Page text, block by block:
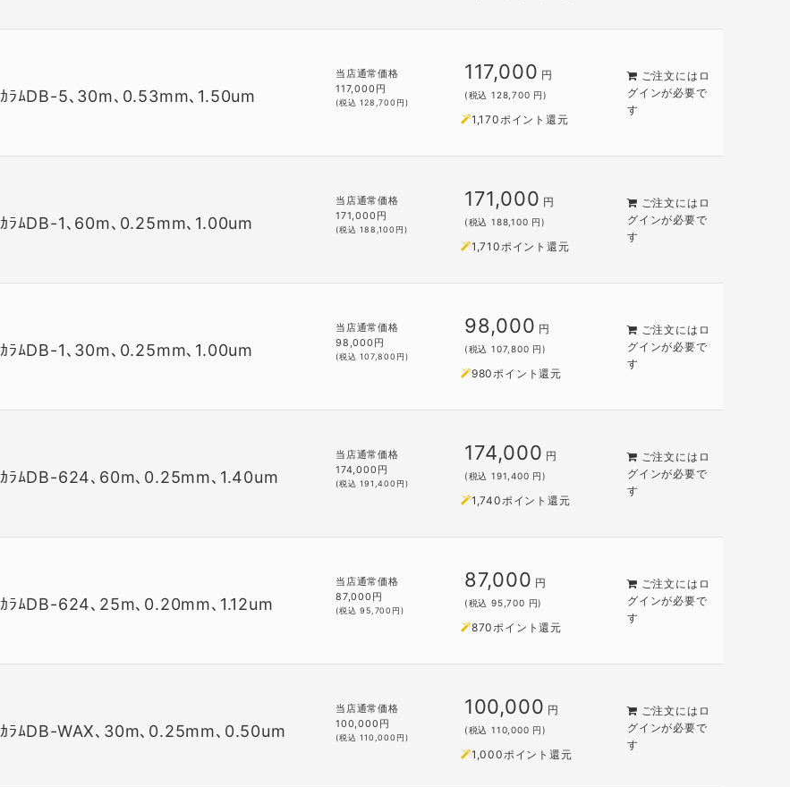
ｶﾗﾑDB-5､30m､0.53mm､1.50um
当店通常価格
117,000 円
(税込128,700 円)
117,000 円
(税込 128,700 円)
1,170ポイント還元
ご注文には ロ
グインが必要で
す
ｶﾗﾑDB-1､60m､0.25mm､1.00um
当店通常価格
171,000 円
(税込188,100 円)
171,000 円
(税込 188,100 円)
1,710ポイント還元
ご注文には ロ
グインが必要で
す
ｶﾗﾑDB-1､30m､0.25mm､1.00um
当店通常価格
98,000 円
(税込107,800 円)
98,000 円
(税込 107,800 円)
980ポイント還元
ご注文には ロ
グインが必要で
す
ｶﾗﾑDB-624､60m､0.25mm､1.40um
当店通常価格
174,000 円
(税込191,400 円)
174,000 円
(税込 191,400 円)
1,740ポイント還元
ご注文には ロ
グインが必要で
す
ｶﾗﾑDB-624､25m､0.20mm､1.12um
当店通常価格
87,000 円
(税込95,700 円)
87,000 円
(税込 95,700 円)
870ポイント還元
ご注文には ロ
グインが必要で
す
ｶﾗﾑDB-WAX､30m､0.25mm､0.50um
当店通常価格
100,000 円
(税込110,000 円)
100,000 円
(税込 110,000 円)
1,000ポイント還元
ご注文には ロ
グインが必要で
す